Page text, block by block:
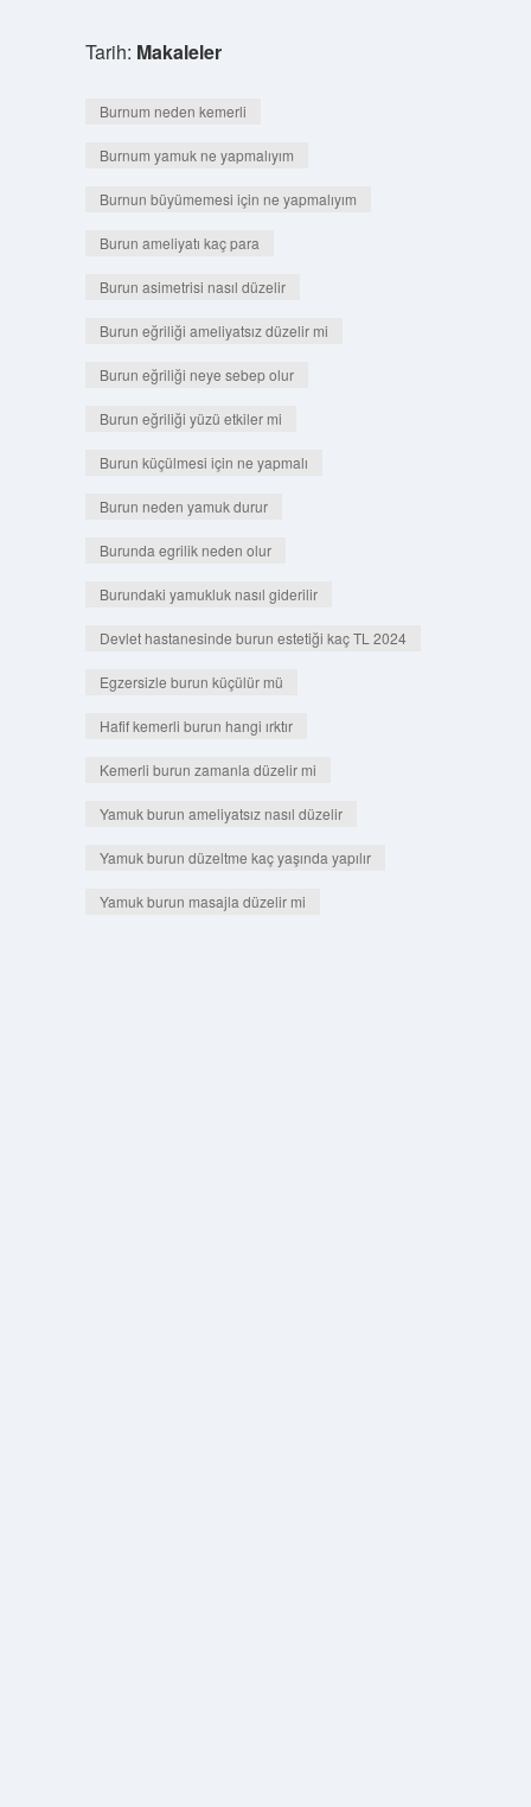
Tarih: Makaleler
Burnum neden kemerli
Burnum yamuk ne yapmalıyım
Burnun büyümemesi için ne yapmalıyım
Burun ameliyatı kaç para
Burun asimetrisi nasıl düzelir
Burun eğriliği ameliyatsız düzelir mi
Burun eğriliği neye sebep olur
Burun eğriliği yüzü etkiler mi
Burun küçülmesi için ne yapmalı
Burun neden yamuk durur
Burunda egrilik neden olur
Burundaki yamukluk nasıl giderilir
Devlet hastanesinde burun estetiği kaç TL 2024
Egzersizle burun küçülür mü
Hafif kemerli burun hangi ırktır
Kemerli burun zamanla düzelir mi
Yamuk burun ameliyatsız nasıl düzelir
Yamuk burun düzeltme kaç yaşında yapılır
Yamuk burun masajla düzelir mi